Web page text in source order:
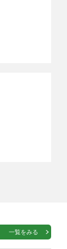
一覧をみる